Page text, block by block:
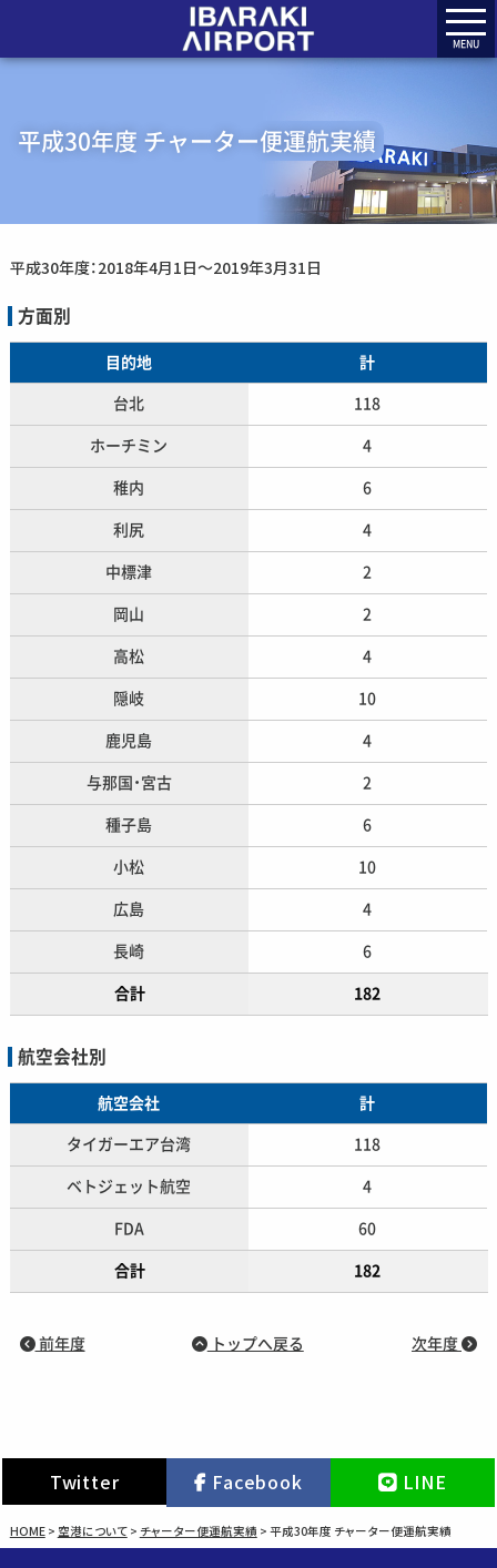
MENU
平成30年度 チャーター便運航実績
平成30年度：2018年4月1日〜2019年3月31日
方面別
目的地 計
台北 118
ホーチミン 4
稚内 6
利尻 4
中標津 2
岡山 2
高松 4
隠岐 10
鹿児島 4
与那国・宮古 2
種子島 6
小松 10
広島 4
長崎 6
合計 182
航空会社別
航空会社 計
タイガーエア台湾 118
ベトジェット航空 4
FDA 60
合計 182
前年度 トップへ戻る 次年度
Twitter Facebook LINE
HOME> 空港について> チャーター便運航実績 > 平成30年度 チャーター便運航実績